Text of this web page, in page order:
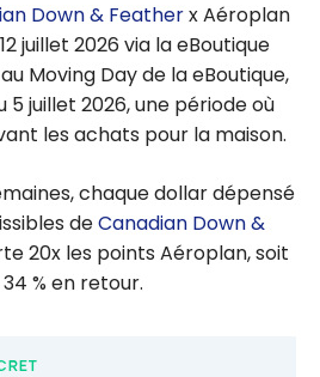
Down & Featherx Aéroplan
juillet 2026 via la eBoutique
Moving Day de la eBoutique,
5 juillet 2026, une période où
les achats pour la maison.
chaque dollar dépensé
deCanadian Down &
20x les points Aéroplan, soit
% en retour.